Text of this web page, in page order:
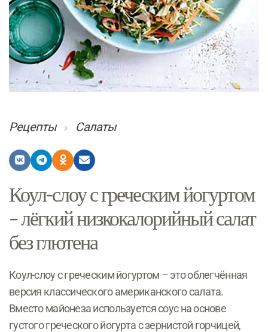
Рецепты Салаты
Коул-слоу с греческим йогуртом
– лёгкий низкокалорийный салат
без глютена
Коул-слоу с греческим йогуртом – это облегчённая
версия классического американского салата.
Вместо майонеза используется соус на основе
густого греческого йогурта с зернистой горчицей,